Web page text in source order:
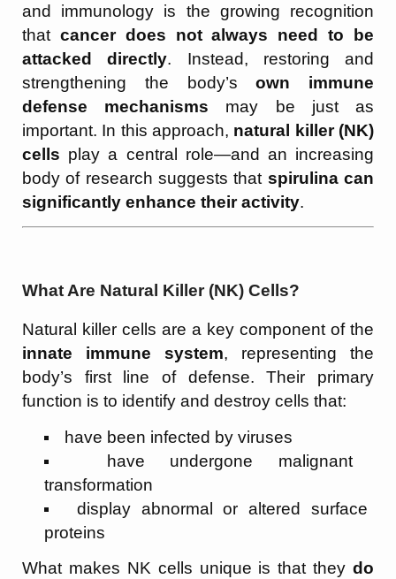
and immunology is the growing recognition
that cancer does not always need to be
attacked directly. Instead, restoring and
strengthening the body’sown immune
defense mechanisms may be just as
important. In this approach, natural killer (NK)
cells play a central role—and an increasing
body of research suggests that spirulina can
significantly enhance their activity.
What Are Natural Killer (NK) Cells?
Natural killer cells are a key component of the
innate immune system, representing the
body’s first line of defense. Their primary
function is to identify and destroy cells that:
have been infected by viruses
have undergone malignant
transformation
display abnormal or altered surface
proteins
What makes NK cells unique is that they do